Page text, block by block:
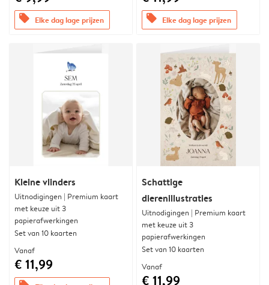
offers Elke dag lage prijzen offers Elke dag lage prijzen
Kleine vlinders
Uitnodigingen | Premium kaart
met keuze uit 3
papierafwerkingen
Set van 10 kaarten
Vanaf
€ 11,99
Schattige
dierenillustraties
Uitnodigingen | Premium kaart
met keuze uit 3
papierafwerkingen
Set van 10 kaarten
Vanaf
€ 11,99